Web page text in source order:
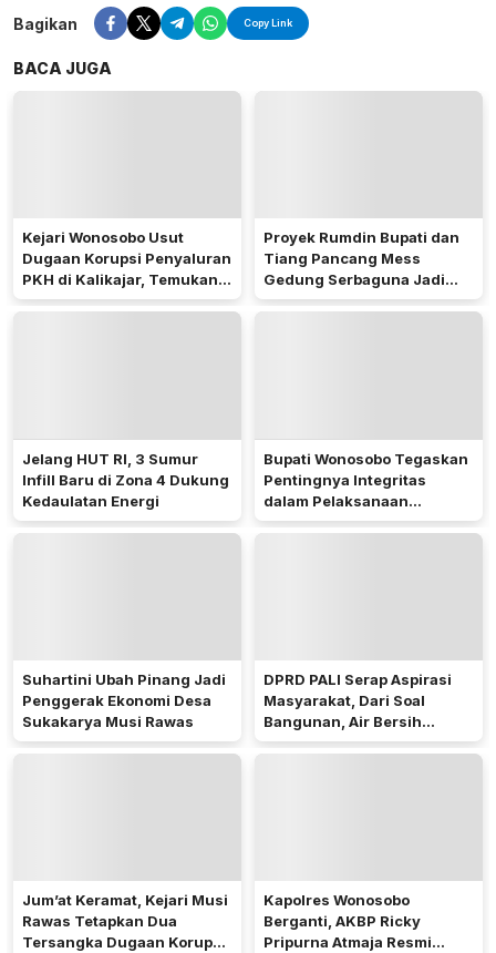
Bagikan Copy Link
BACA JUGA
Kejari Wonosobo Usut
Dugaan Korupsi Penyaluran
PKH di Kalikajar, Temukan
Hampir 600 Kartu ATM
Proyek Rumdin Bupati dan
Tiang Pancang Mess
Gedung Serbaguna Jadi
Sorotan Publik
Jelang HUT RI, 3 Sumur
Infill Baru di Zona 4 Dukung
Kedaulatan Energi
Bupati Wonosobo Tegaskan
Pentingnya Integritas
dalam Pelaksanaan
Pilkades 2026
Suhartini Ubah Pinang Jadi
Penggerak Ekonomi Desa
Sukakarya Musi Rawas
DPRD PALI Serap Aspirasi
Masyarakat, Dari Soal
Bangunan, Air Bersih
Hingga Pergub Seismik
Jum’at Keramat, Kejari Musi
Rawas Tetapkan Dua
Tersangka Dugaan Korupsi
Kapolres Wonosobo
Berganti, AKBP Ricky
Pripurna Atmaja Resmi